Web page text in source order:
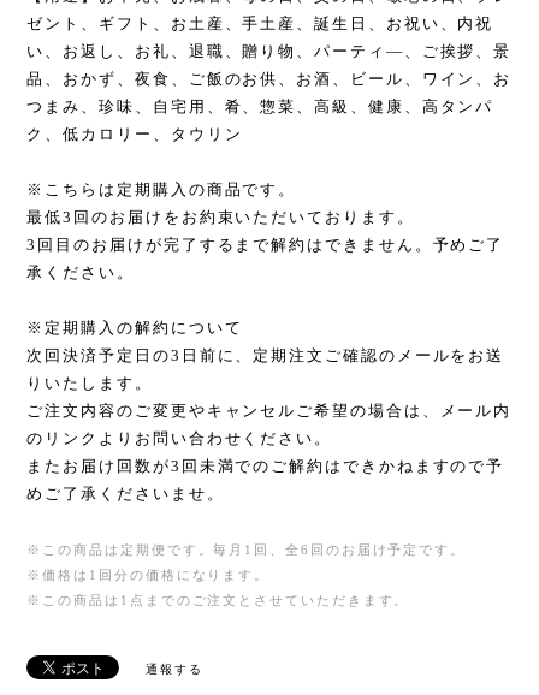
ゼント、ギフト、お土産、手土産、誕生日、お祝い、内祝
い、お返し、お礼、退職、贈り物、パーティ―、ご挨拶、景
品、おかず、夜食、ご飯のお供、お酒、ビール、ワイン、お
つまみ、珍味、自宅用、肴、惣菜、高級、健康、高タンパ
ク、低カロリー、タウリン
※こちらは定期購入の商品です。
最低3回のお届けをお約束いただいております。
3回目のお届けが完了するまで解約はできません。予めご了
承ください。
※定期購入の解約について
次回決済予定日の3日前に、定期注文ご確認のメールをお送
りいたします。
ご注文内容のご変更やキャンセルご希望の場合は、メール内
のリンクよりお問い合わせください。
またお届け回数が3回未満でのご解約はできかねますので予
めご了承くださいませ。
※この商品は定期便です。毎月1回、全6回のお届け予定です。
※価格は1回分の価格になります。
※この商品は1点までのご注文とさせていただきます。
通報する